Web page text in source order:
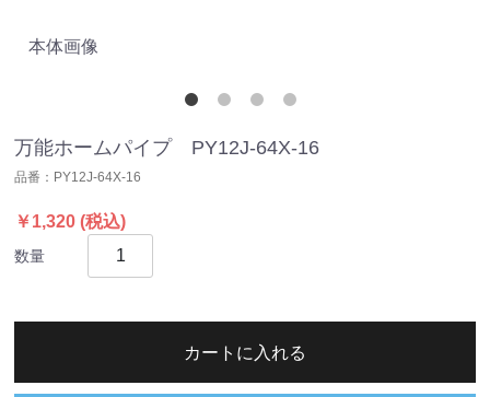
本体画像
万能ホームパイプ PY12J-64X-16
品番： PY12J-64X-16
￥1,320 (税込)
数量
カートに入れる